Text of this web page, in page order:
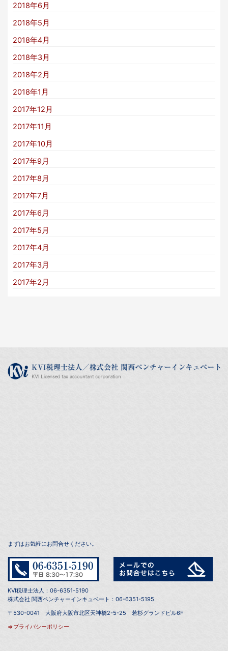
2018年6月
2018年5月
2018年4月
2018年3月
2018年2月
2018年1月
2017年12月
2017年11月
2017年10月
2017年9月
2017年8月
2017年7月
2017年6月
2017年5月
2017年4月
2017年3月
2017年2月
まずはお気軽にお問合せください。
KVI税理士法人：06-6351-5190
株式会社 関西ベンチャーインキュベート：06-6351-5195
〒530-0041 大阪府大阪市北区天神橋2-5-25 若杉グランドビル6F
⇒プライバシーポリシー